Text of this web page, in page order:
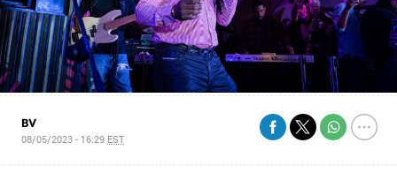
BV
08/05/2023 - 16:29 EST